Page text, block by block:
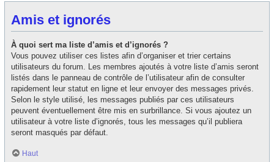
Amis et ignorés
À quoi sert ma liste d’amis et d’ignorés ?
Vous pouvez utiliser ces listes afin d’organiser et trier certains
utilisateurs du forum. Les membres ajoutés à votre liste d’amis seront
listés dans le panneau de contrôle de l’utilisateur afin de consulter
rapidement leur statut en ligne et leur envoyer des messages privés.
Selon le style utilisé, les messages publiés par ces utilisateurs
peuvent éventuellement être mis en surbrillance. Si vous ajoutez un
utilisateur à votre liste d’ignorés, tous les messages qu’il publiera
seront masqués par défaut.
Haut